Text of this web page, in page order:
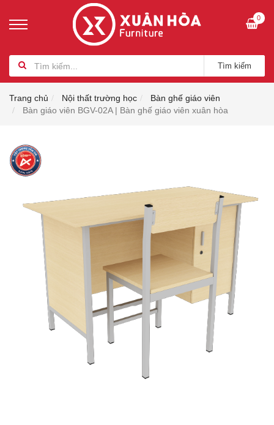
0
Tìm kiếm
Trang chủ Nội thất trường học
Bàn ghế giáo viên
Bàn giáo viên BGV-02A | Bàn ghế giáo viên xuân hòa